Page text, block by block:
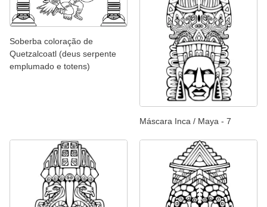
Soberba coloração de
Quetzalcoatl (deus serpente
emplumado e totens)
Máscara Inca / Maya - 7